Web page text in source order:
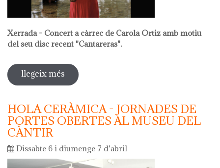
Xerrada - Concert a càrrec de Carola Ortiz amb motiu
del seu disc recent "Cantareras".
llegeix més sobre la nit dels museus 2024
HOLA CERÀMICA - JORNADES DE
PORTES OBERTES AL MUSEU DEL
CÀNTIR
Dissabte 6 i diumenge 7 d'abril